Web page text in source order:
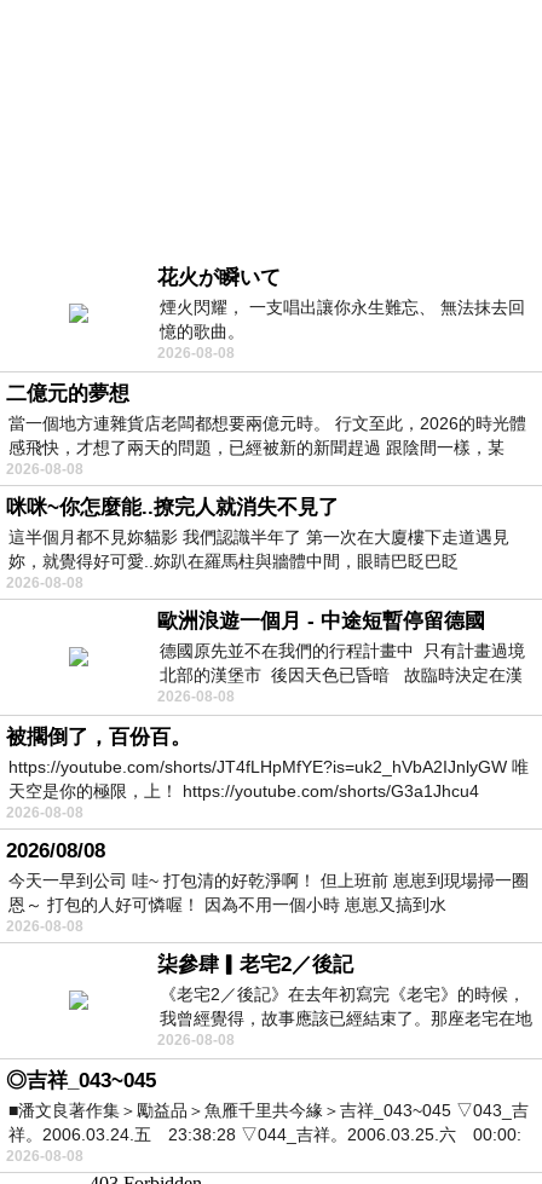
花火が瞬いて
煙火閃耀， 一支唱出讓你永生難忘、 無法抹去回
憶的歌曲。
2026-08-08
二億元的夢想
當一個地方連雜貨店老闆都想要兩億元時。 行文至此，2026的時光體
感飛快，才想了兩天的問題，已經被新的新聞趕過 跟陰間一樣，某
2026-08-08
咪咪~你怎麼能..撩完人就消失不見了
這半個月都不見妳貓影 我們認識半年了 第一次在大廈樓下走道遇見
妳，就覺得好可愛..妳趴在羅馬柱與牆體中間，眼睛巴眨巴眨
2026-08-08
歐洲浪遊一個月 - 中途短暫停留德國
德國原先並不在我們的行程計畫中 只有計畫過境
北部的漢堡市 後因天色已昏暗 故臨時決定在漢
堡市吃晚餐和過夜
2026-08-08
被擱倒了，百份百。
https://youtube.com/shorts/JT4fLHpMfYE?is=uk2_hVbA2IJnlyGW 唯
天空是你的極限，上！ https://youtube.com/shorts/G3a1Jhcu4
2026-08-08
2026/08/08
今天一早到公司 哇~ 打包清的好乾淨啊！ 但上班前 崽崽到現場掃一圈
恩～ 打包的人好可憐喔！ 因為不用一個小時 崽崽又搞到水
2026-08-08
柒參肆▎老宅2／後記
《老宅2／後記》在去年初寫完《老宅》的時候，
我曾經覺得，故事應該已經結束了。那座老宅在地
震中倒塌，七個人終於離開那片黑暗，
2026-08-08
◎吉祥_043~045
■潘文良著作集＞勵益品＞魚雁千里共今緣＞吉祥_043~045 ▽043_吉
祥。2006.03.24.五 23:38:28 ▽044_吉祥。2006.03.25.六 00:00:
2026-08-08